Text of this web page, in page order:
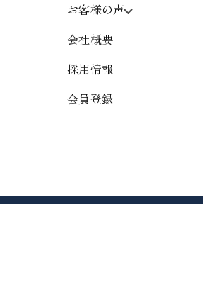
お客様の声
会社概要
採用情報
会員登録